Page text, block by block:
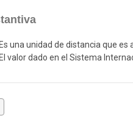
Es una unidad de distancia que
El valor dado en el Sistema